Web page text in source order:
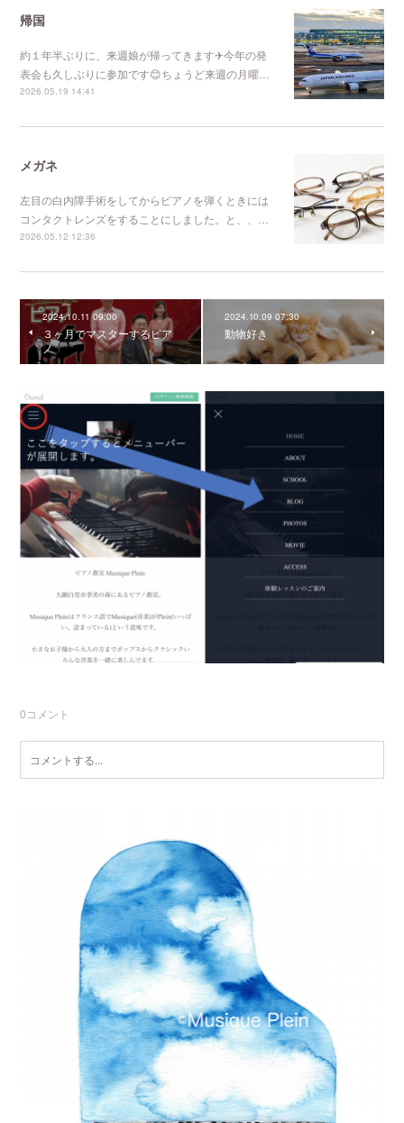
帰国
約１年半ぶりに、来週娘が帰ってきます✈今年の発
表会も久しぶりに参加です😊ちょうど来週の月曜…
2026.05.19 14:41
メガネ
左目の白内障手術をしてからピアノを弾くときには
コンタクトレンズをすることにしました。と、、…
2026.05.12 12:36
2024.10.11 09:00
３ヶ月でマスターするピア
ノ
2024.10.09 07:30
動物好き
0コメント